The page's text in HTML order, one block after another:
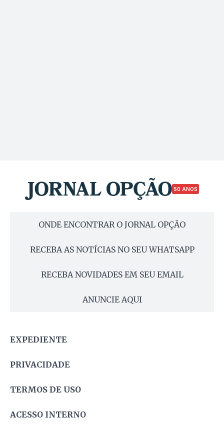
50 ANOS
ONDE ENCONTRAR O JORNAL OPÇÃO
RECEBA AS NOTÍCIAS NO SEU WHATSAPP
RECEBA NOVIDADES EM SEU EMAIL
ANUNCIE AQUI
EXPEDIENTE
PRIVACIDADE
TERMOS DE USO
ACESSO INTERNO